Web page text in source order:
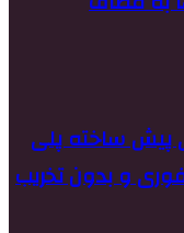
پیش ساخته پلی
و بدون تخریب